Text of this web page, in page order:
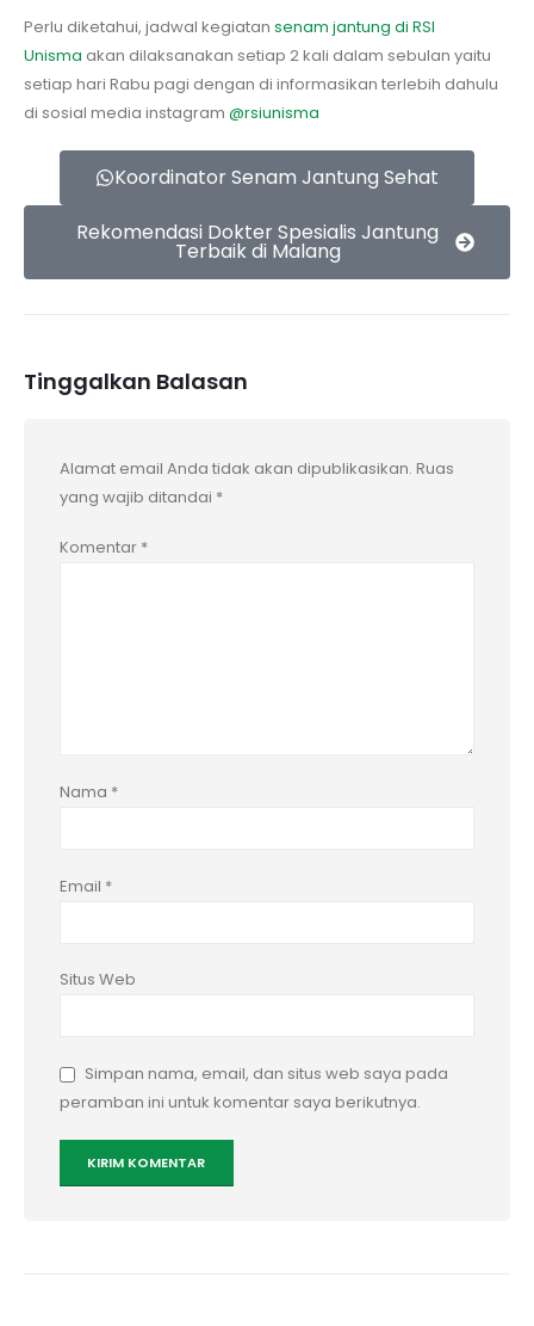
Perlu diketahui, jadwal kegiatan senam jantung di RSI
Unisma akan dilaksanakan setiap 2 kali dalam sebulan yaitu
setiap hari Rabu pagi dengan di informasikan terlebih dahulu
di sosial media instagram @rsiunisma
Koordinator Senam Jantung Sehat
Rekomendasi Dokter Spesialis Jantung
Terbaik di Malang
Tinggalkan Balasan
Alamat email Anda tidak akan dipublikasikan. Ruas
yang wajib ditandai *
Komentar *
Nama *
Email *
Situs Web
Simpan nama, email, dan situs web saya pada
peramban ini untuk komentar saya berikutnya.